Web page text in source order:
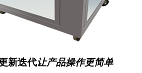
新迭代让产品操作更简单